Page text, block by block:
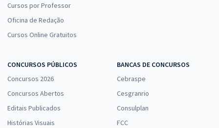
Cursos por Professor
Oficina de Redação
Cursos Online Gratuitos
CONCURSOS PÚBLICOS
Concursos 2026
Concursos Abertos
Editais Publicados
Histórias Visuais
BANCAS DE CONCURSOS
Cebraspe
Cesgranrio
Consulplan
FCC